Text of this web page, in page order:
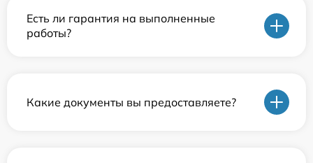
Есть ли гарантия на выполненные
работы?
Какие документы вы предоставляете?